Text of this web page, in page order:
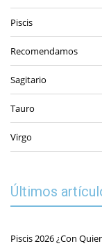
Piscis
Recomendamos
Sagitario
Tauro
Virgo
Últimos
Piscis 2026 ¿Con